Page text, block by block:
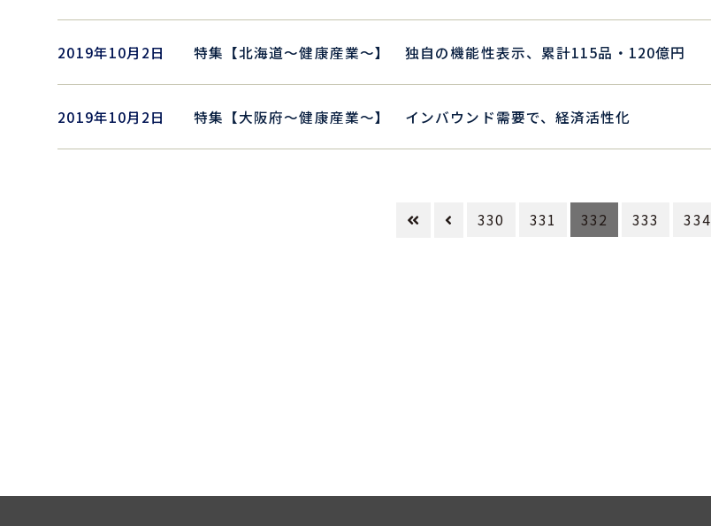
2019年10月2日 特集【北海道～健康産業～】 独自の機能性表示、累計115品・120億円
2019年10月2日 特集【大阪府～健康産業～】 インバウンド需要で、経済活性化
330 331 332 333 334